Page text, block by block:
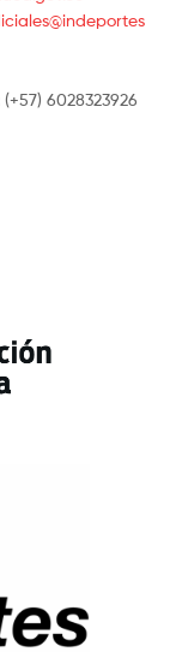
6028323926